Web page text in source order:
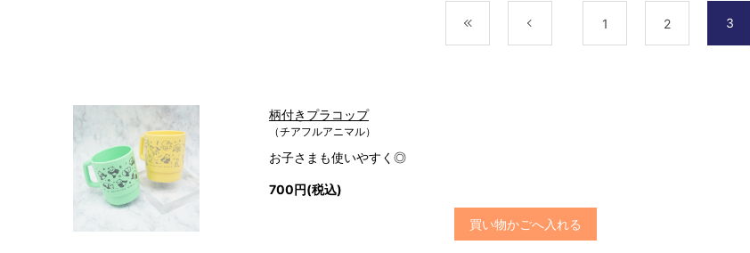
1 2 3
柄付きプラコップ
（チアフルアニマル）
お子さまも使いやすく◎
700円(税込)
買い物かごへ入れる